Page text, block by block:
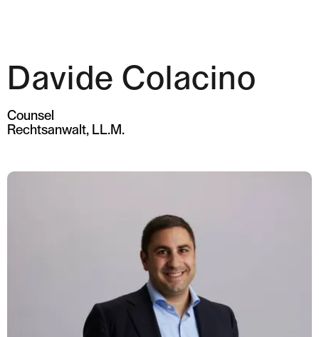
Expertise
Team
News & Insights
Über uns
T: +41 44 266 56 56
Davide Colacino
Counsel
Rechtsanwalt, LL.M.